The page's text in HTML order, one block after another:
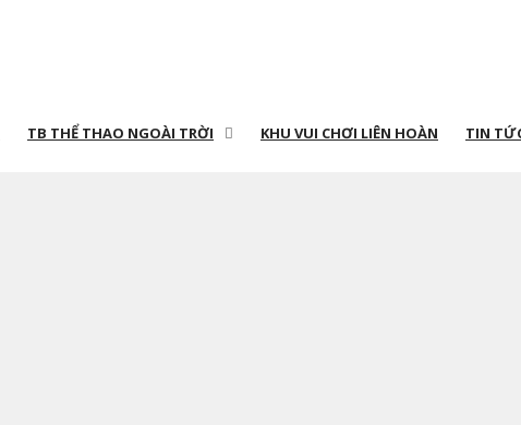
TB THỂ THAO NGOÀI TRỜI KHU VUI CHƠI LIÊN HOÀN TIN